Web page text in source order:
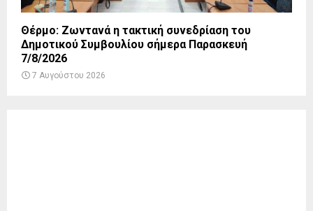
Θέρμο: Ζωντανά η τακτική συνεδρίαση του
Δημοτικού Συμβουλίου σήμερα Παρασκευή
7/8/2026
7 Αυγούστου 2026